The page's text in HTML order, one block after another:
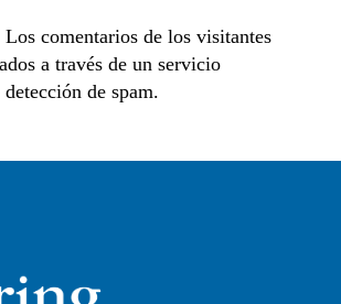
Los comentarios de los visitantes
a través de un servicio
de spam.